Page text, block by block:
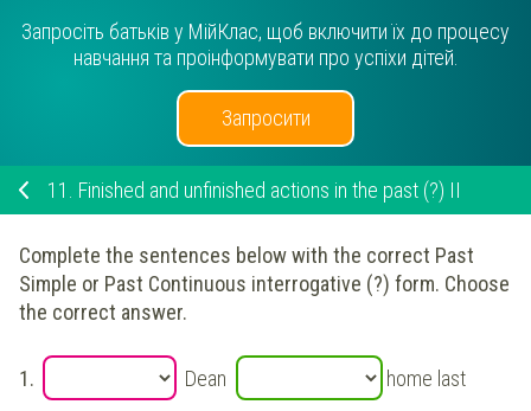
Запросіть батьків у МійКлас, щоб включити їх до процесу
навчання та проінформувати про успіхи дітей.
Запросити
11. Finished and unfinished actions in the past (?) II
Complete the sentences below with the correct Past
Simple or Past Continuous interrogative (?) form. Choose
the correct answer.
1. Dean
home last